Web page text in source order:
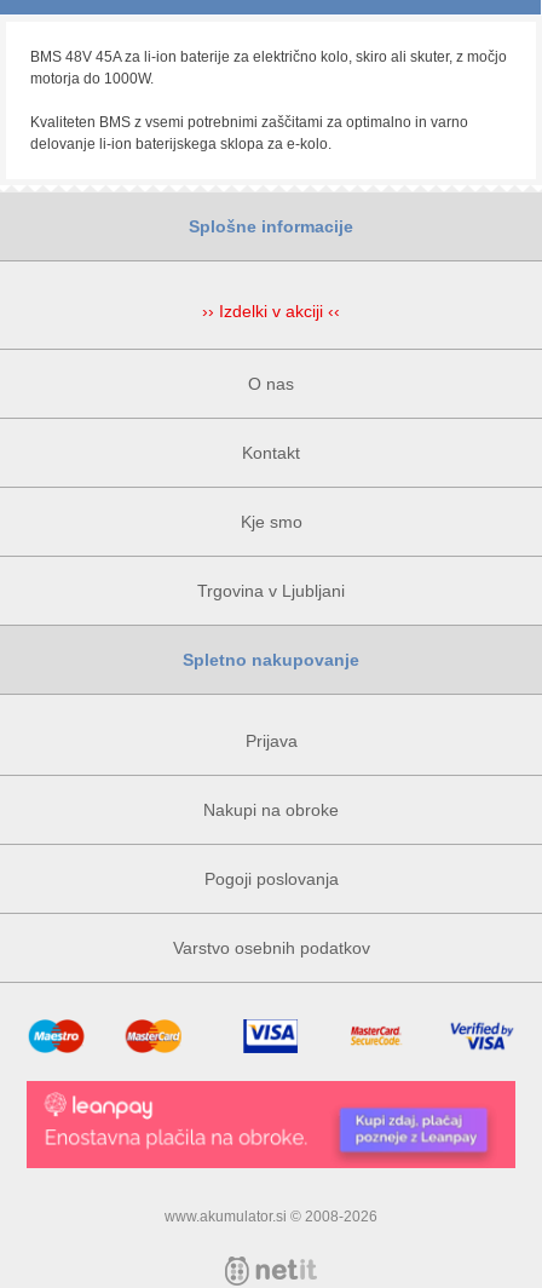
BMS 48V 45A za li-ion baterije za električno kolo, skiro ali skuter, z močjo
motorja do 1000W.
Kvaliteten BMS z vsemi potrebnimi zaščitami za optimalno in varno
delovanje li-ion baterijskega sklopa za e-kolo.
Splošne informacije
›› Izdelki v akciji ‹‹
O nas
Kontakt
Kje smo
Trgovina v Ljubljani
Spletno nakupovanje
Prijava
Nakupi na obroke
Pogoji poslovanja
Varstvo osebnih podatkov
www.akumulator.si © 2008-2026